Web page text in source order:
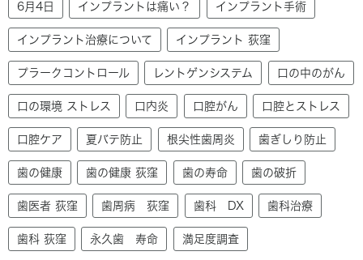
6月4日 インプラントは痛い？ インプラント手術
インプラント治療について インプラント 荻窪
プラークコントロール レントゲンシステム 口の中のがん
口の環境 ストレス 口内炎 口腔がん 口腔とストレス
口腔ケア 夏バテ防止 根尖性歯周炎 歯ぎしり防止
歯の健康 歯の健康 荻窪 歯の寿命 歯の破折
歯医者 荻窪 歯周病 荻窪 歯科 DX 歯科治療
歯科 荻窪 永久歯 寿命 満足度調査